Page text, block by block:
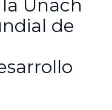
Unach
de